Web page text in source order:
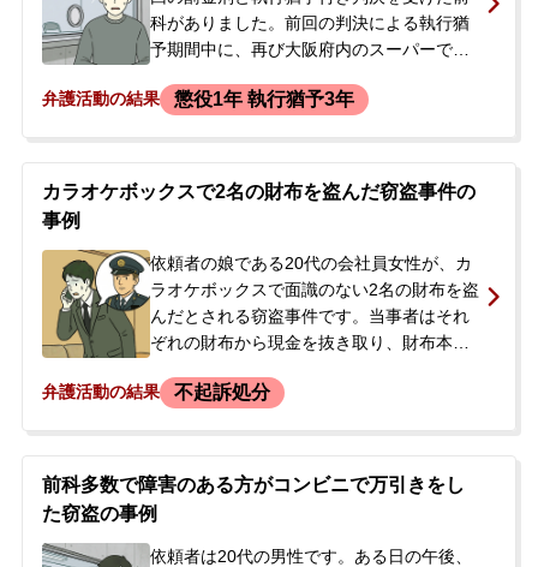
科がありました。前回の判決による執行猶
予期間中に、再び大阪府内のスーパーで食
きし、逮捕されました。執行猶予中の再犯
ご家族が、刑事弁護を依頼されました。
弁護活動の結果 懲役1年 執行猶予3年
カラオケボックスで2名の財布を盗んだ窃盗事件の
事例
依頼者の娘である20代の会社員女性が、カ
ラオケボックスで面識のない2名の財布を盗
んだとされる窃盗事件です。当事者はそれ
ぞれの財布から現金を抜き取り、財布本体
数か月後、警察から呼び出しを受けて複数
ありました。事件から約1年後、検察庁から
連絡があり、被害者への弁済の意思を問わ
れた際に、検察官から弁護士を立てること
を勧められたため、ご両親とともに弊所へ
弁護活動の結果 不起訴処分
前科多数で障害のある方がコンビニで万引きをし
た窃盗の事例
依頼者は20代の男性です。ある日の午後、